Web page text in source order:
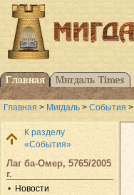
Главная > Мигдаль > События >
К разделу
«События»
Лаг ба-Омер, 5765/2005
г.
Новости